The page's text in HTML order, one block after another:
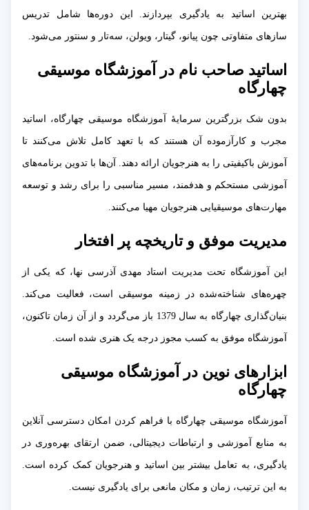
بهترین اساتید به یادگیری بپردازند. این دوره‌ها شامل تدریس
سازهای متفاوتی چون پیانو، گیتار، ویولن، سه‌تار و سنتور می‌شود.
اساتید صاحب نام در آموزشگاه موسیقی
چهارگاه
بدون شک بزرگترین سرمایهٔ آموزشگاه موسیقی چهارگاه، اساتید
مجرب و کارآزموده آن هستند که با تعهد کامل تلاش می‌کنند تا
آموزش باکیفیتی را به هنرجویان ارائه دهند. آن‌ها با تدوین برنامه‌های
آموزشی مستحکم و هدفمند، مسیر مناسبی را برای رشد و توسعه
مهارت‌های موسیقیایی هنرجویان مهیا می‌کنند.
مدیریت موفق و تاریخچه پر افتخار
این آموزشگاه تحت مدیریت استاد مهدی آذرسی نها، که یکی از
چهره‌های شناخته‌شده در زمینه موسیقی است، فعالیت می‌کند.
بنیان‌گذاری چهارگاه به سال 1379 باز می‌گردد و از آن زمان تاکنون،
آموزشگاه موفق به کسب مجوز درجه یک هنری شده است.
ابزارهای نوین در آموزشگاه موسیقی
چهارگاه
آموزشگاه موسیقی چهارگاه با فراهم کردن امکان دسترسی آنلاین
به منابع آموزشی و ارتباطات دیجیتالی، ضمن ارتقای بهره‌وری در
یادگیری، به تعامل بیشتر بین اساتید و هنرجویان کمک کرده است.
به این ترتیب، زمان و مکان مانعی برای یادگیری نیست.